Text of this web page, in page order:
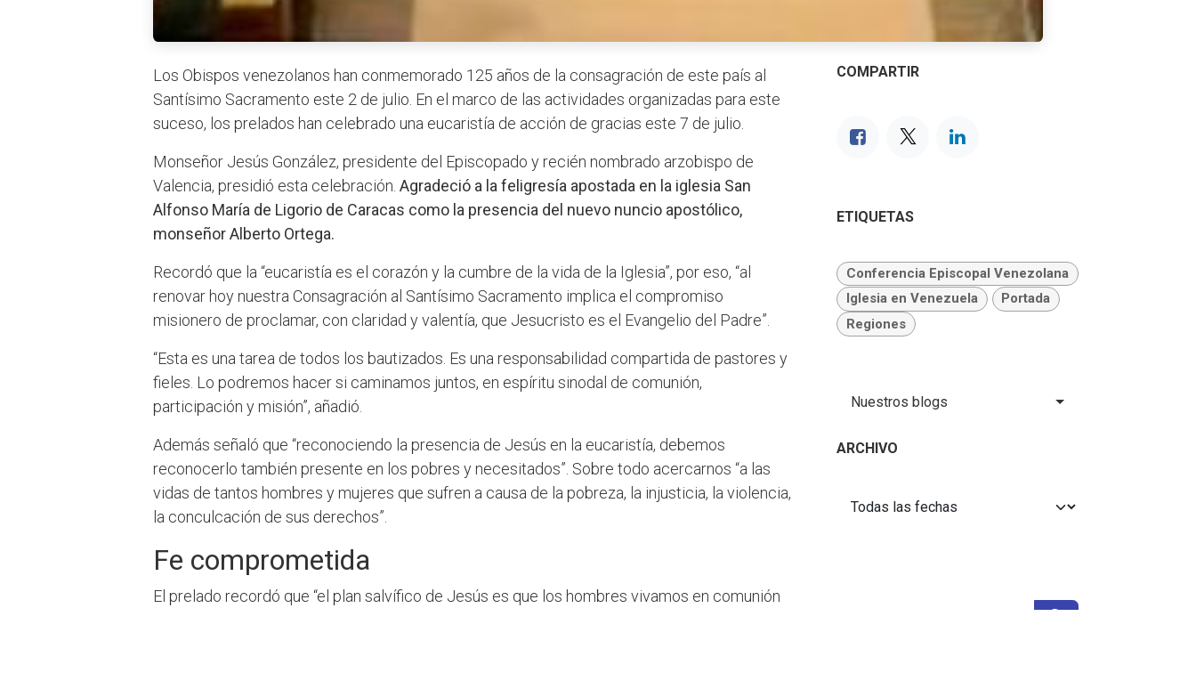
Los Obispos venezolanos han conmemorado 125 años de la consagración de este país al
Santísimo Sacramento este 2 de julio. En el marco de las actividades organizadas para este
suceso, los prelados han celebrado una eucaristía de acción de gracias este 7 de julio.
Monseñor Jesús González, presidente del Episcopado y recién nombrado arzobispo de
Valencia, presidió esta celebración. Agradeció a la feligresía apostada en la iglesia San
Alfonso María de Ligorio de Caracas como la presencia del nuevo nuncio apostólico,
monseñor Alberto Ortega.
Recordó que la “eucaristía es el corazón y la cumbre de la vida de la Iglesia”, por eso, “al
renovar hoy nuestra Consagración al Santísimo Sacramento implica el compromiso
misionero de proclamar, con claridad y valentía, que Jesucristo es el Evangelio del Padre”.
“Esta es una tarea de todos los bautizados. Es una responsabilidad compartida de pastores y
fieles. Lo podremos hacer si caminamos juntos, en espíritu sinodal de comunión,
participación y misión”, añadió.
Además señaló que “reconociendo la presencia de Jesús en la eucaristía, debemos
reconocerlo también presente en los pobres y necesitados”. Sobre todo acercarnos “a las
vidas de tantos hombres y mujeres que sufren a causa de la pobreza, la injusticia, la violencia,
la conculcación de sus derechos”.
Fe comprometida
El prelado recordó que “el plan salvífico de Jesús es que los hombres vivamos en comunión
COMPARTIR
ETIQUETAS
Conferencia Episcopal Venezolana
Iglesia en Venezuela
Portada
Regiones
Nuestros blogs
ARCHIVO